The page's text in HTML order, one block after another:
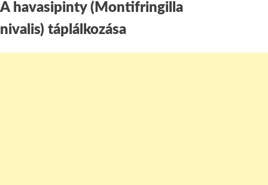
A havasipinty (Montifringilla
nivalis) táplálkozása